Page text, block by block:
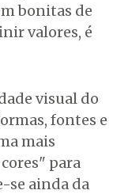
bonitas de
valores, é
visual do
fontes e
mais
para
se ainda da